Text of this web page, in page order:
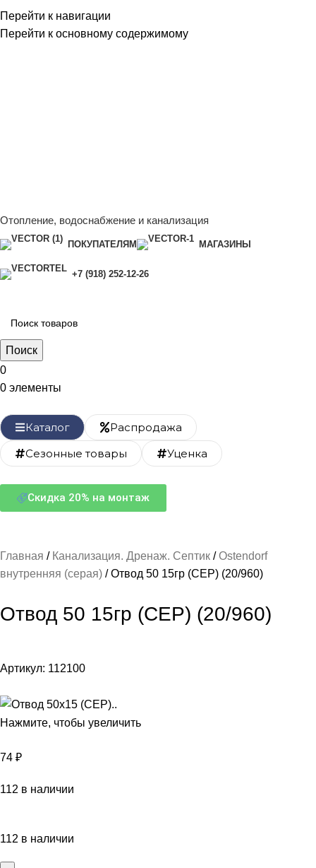
Перейти к навигации
Перейти к основному содержимому
Отопление, водоснабжение и канализация
ПОКУПАТЕЛЯМ МАГАЗИНЫ
+7 (918) 252-12-26
Поиск
0
0 элементы
Каталог
Распродажа
Сезонные товары
Уценка
Скидка 20% на монтаж
Главная Канализация. Дренаж. Септик
Ostendorf
внутренняя (серая)
Отвод 50 15гр (СЕР) (20/960)
Отвод 50 15гр (СЕР) (20/960)
Артикул: 112100
Нажмите, чтобы увеличить
74 ₽
112 в наличии
112 в наличии